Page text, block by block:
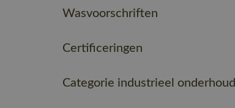
Wasvoorschriften
Certificeringen
Categorie industrieel onderhoud